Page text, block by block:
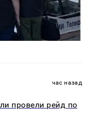
час назад
провели рейд по